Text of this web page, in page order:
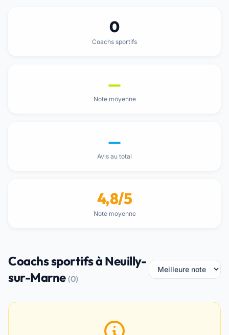
0
Coachs sportifs
—
Note moyenne
—
Avis au total
4,8/5
Note moyenne
Coachs sportifs à Neuilly-
sur-Marne(0)